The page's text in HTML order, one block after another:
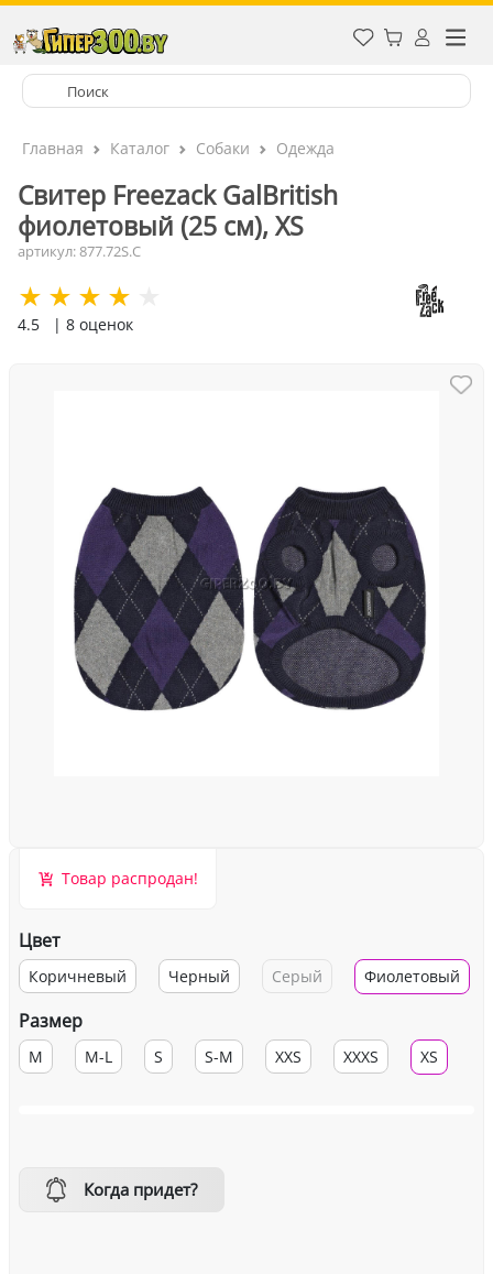
Главная Каталог Собаки Одежда
Свитер Freezack GalBritish
фиолетовый (25 см), XS
артикул: 877.72S.C
4.5 | 8 оценок
Товар распродан!
Цвет
Коричневый Черный Серый Фиолетовый
Размер
M M-L S S-M XXS XXXS XS
Когда придет?